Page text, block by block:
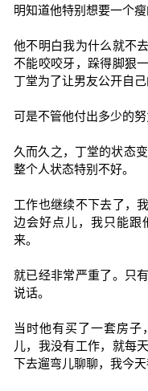
明知道他特别想要一个瘦
他不明白我为什么就不
不能咬咬牙，跺得脚狠
丁堂为了让男友公开自
可是不管他付出多少的
久而久之，丁堂的状态
整个人状态特别不好。
工作也继续不下去了，
边会好点儿，我只能跟
来。
就已经非常严重了。只
说话。
当时他有买了一套房子
儿，我没有工作，就每
下去遛弯儿聊聊，我今天